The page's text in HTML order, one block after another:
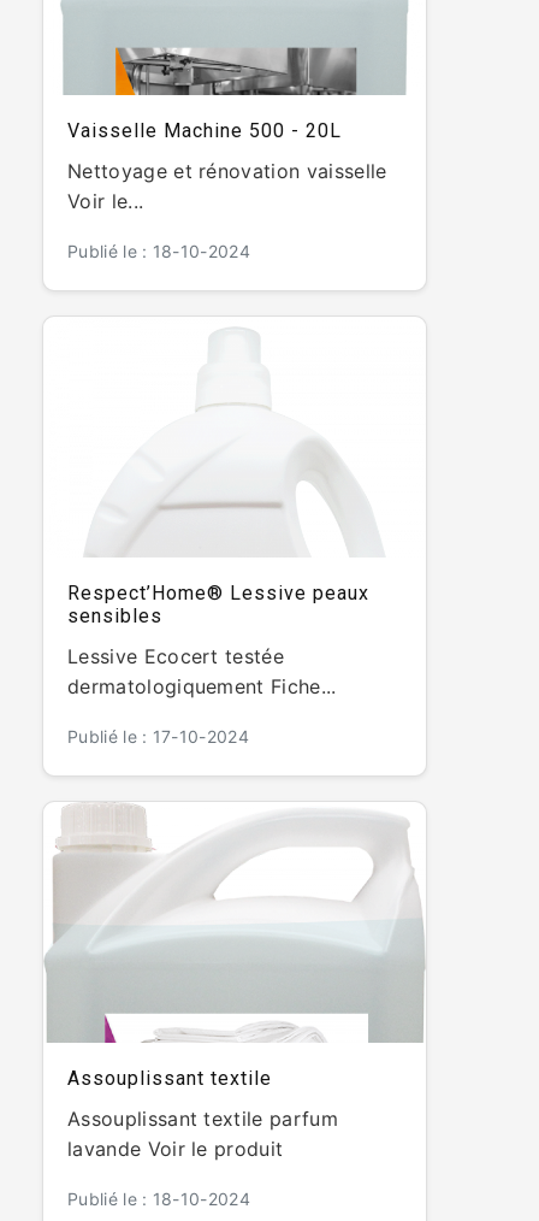
Vaisselle Machine 500 - 20L
Nettoyage et rénovation vaisselle
Voir le...
Publié le : 18-10-2024
Respect’Home® Lessive peaux
sensibles
Lessive Ecocert testée
dermatologiquement Fiche...
Publié le : 17-10-2024
Assouplissant textile
Assouplissant textile parfum
lavande Voir le produit
Publié le : 18-10-2024